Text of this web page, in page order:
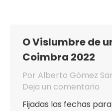
O Vislumbre de
Coimbra 2022
Por Alberto Gómez
Deja un comentario
Fijadas las fechas